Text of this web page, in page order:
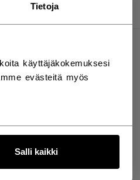
Tietoja
käyttäjäkokemuksesi
evästeitä myös
Salli kaikki